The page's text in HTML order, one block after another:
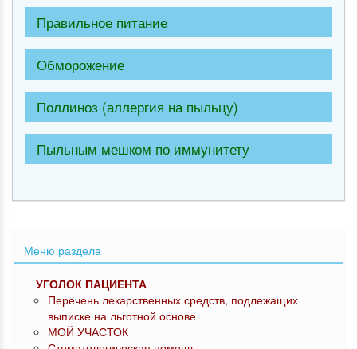
Правильное питание
Обморожение
Поллиноз (аллергия на пыльцу)
Пыльным мешком по иммунитету
Меню раздела
УГОЛОК ПАЦИЕНТА
Перечень лекарственных средств, подлежащих
выписке на льготной основе
МОЙ УЧАСТОК